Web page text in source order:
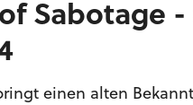
Sabotage
einen alten